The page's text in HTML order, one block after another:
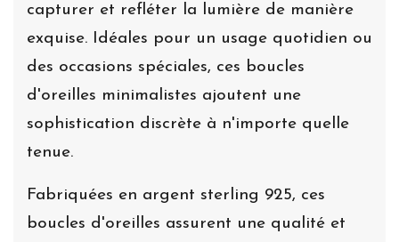
capturer et refléter la lumière de manière
exquise. Idéales pour un usage quotidien ou
des occasions spéciales, ces boucles
d'oreilles minimalistes ajoutent une
sophistication discrète à n'importe quelle
tenue.
Fabriquées en argent sterling 925, ces
boucles d'oreilles assurent une qualité et